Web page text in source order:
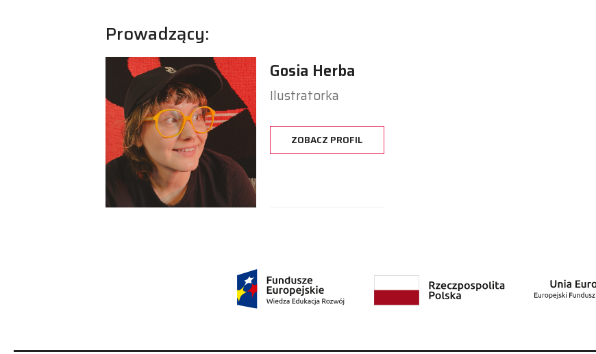
Prowadzący:
Gosia Herba
Ilustratorka
ZOBACZ PROFIL